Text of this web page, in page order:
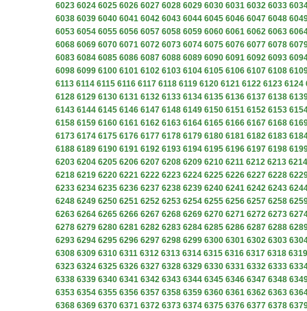
6023 6024 6025 6026 6027 6028 6029 6030 6031 6032 6033
6038 6039 6040 6041 6042 6043 6044 6045 6046 6047 6048
6053 6054 6055 6056 6057 6058 6059 6060 6061 6062 6063
6068 6069 6070 6071 6072 6073 6074 6075 6076 6077 6078
6083 6084 6085 6086 6087 6088 6089 6090 6091 6092 6093
6098 6099 6100 6101 6102 6103 6104 6105 6106 6107 6108
6113 6114 6115 6116 6117 6118 6119 6120 6121 6122 6123 6124
6128 6129 6130 6131 6132 6133 6134 6135 6136 6137 6138
6143 6144 6145 6146 6147 6148 6149 6150 6151 6152 6153
6158 6159 6160 6161 6162 6163 6164 6165 6166 6167 6168
6173 6174 6175 6176 6177 6178 6179 6180 6181 6182 6183
6188 6189 6190 6191 6192 6193 6194 6195 6196 6197 6198
6203 6204 6205 6206 6207 6208 6209 6210 6211 6212 6213 6214
6218 6219 6220 6221 6222 6223 6224 6225 6226 6227 6228
6233 6234 6235 6236 6237 6238 6239 6240 6241 6242 6243
6248 6249 6250 6251 6252 6253 6254 6255 6256 6257 6258
6263 6264 6265 6266 6267 6268 6269 6270 6271 6272 6273
6278 6279 6280 6281 6282 6283 6284 6285 6286 6287 6288
6293 6294 6295 6296 6297 6298 6299 6300 6301 6302 6303
6308 6309 6310 6311 6312 6313 6314 6315 6316 6317 6318 6319
6323 6324 6325 6326 6327 6328 6329 6330 6331 6332 6333
6338 6339 6340 6341 6342 6343 6344 6345 6346 6347 6348
6353 6354 6355 6356 6357 6358 6359 6360 6361 6362 6363
6368 6369 6370 6371 6372 6373 6374 6375 6376 6377 6378